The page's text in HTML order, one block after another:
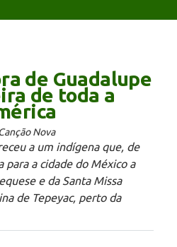
de Guadalupe
de toda a
Nova
a um indígena que, de
para a cidade do México a
e da Santa Missa
de Tepeyac, perto da